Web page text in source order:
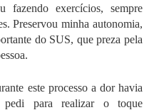
exercícios, sempre
Preservou minha autonomia,
do SUS, que preza pela
este processo a dor havia
pedi para realizar o toque